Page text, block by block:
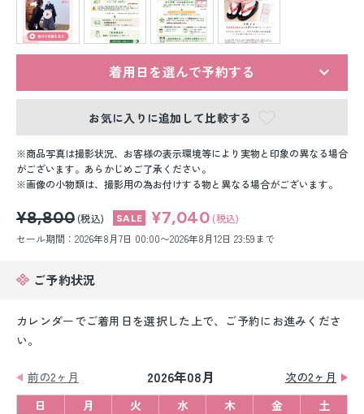
留袖レンタル
スーツレンタル
色打掛&紋付袴レンタル
白無垢&紋付袴レンタル
小物販売品
着用日を選んで予約する
お気に入りに追加して比較する
商品写真は撮影状況、お客様の表示環境等により実物と印象の異なる場合
がございます。あらかじめご了承ください。
画像の小物類は、撮影用の為お付けする物と異なる場合がございます。
¥8,800 (税込) ¥7,040 (税込)
セール期間：2026年8月7日 00:00〜2026年8月12日 23:59まで
ご予約状況
カレンダーでご着用日を選択した上で、ご予約にお進みくださ
い。
前の2ヶ月 2026年08月
次の2ヶ月
日
月 火 水 木 金 土